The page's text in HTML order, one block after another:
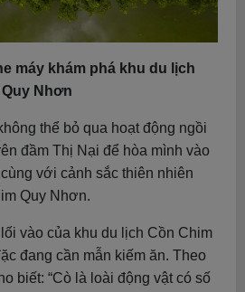
máy khám phá khu du lịch
Nhơn
thể bỏ qua hoạt động ngồi
đầm Thị Nại để hòa mình vào
với cảnh sắc thiên nhiên
Quy Nhơn.
vào của khu du lịch Cồn Chim
đang cần mẫn kiếm ăn. Theo
biết: “Cò là loài động vật có số